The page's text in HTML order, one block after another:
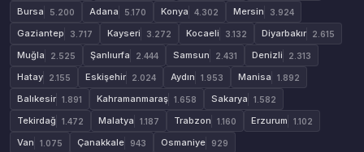
Bursa 5.200 Adana 5.170 Konya 4.302 Mersin 3.924
Gaziantep 3.717 Kayseri 3.272 Kocaeli 3.132 Diyarbakır 2.615
Muğla 2.525 Şanlıurfa 2.444 Samsun 2.431 Denizli 2.313
Hatay 2.155 Eskişehir 2.024 Aydın 1.953 Manisa 1.892
Balıkesir 1.891 Kahramanmaraş 1.658 Sakarya 1.582
Tekirdağ 1.472 Malatya 1.187 Trabzon 1.160 Erzurum 1.102
Van 1.075 Çanakkale 943 Osmaniye 929